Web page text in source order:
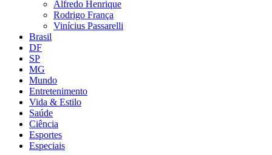
Alfredo Henrique
Rodrigo França
Vinícius Passarelli
Brasil
DF
SP
MG
Mundo
Entretenimento
Vida & Estilo
Saúde
Ciência
Esportes
Especiais